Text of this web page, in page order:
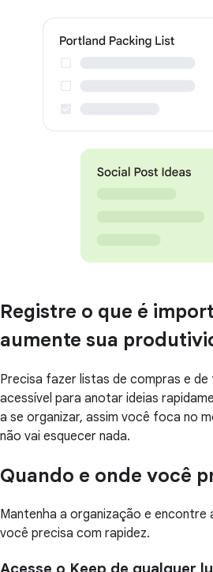
Registre o que é
aumente sua
Precisa fazer listas de compras e
acessível para anotar ideias
a se organizar, assim você foca no
não vai esquecer nada.
Quando e onde você
Mantenha a organização e encontre
você precisa com rapidez.